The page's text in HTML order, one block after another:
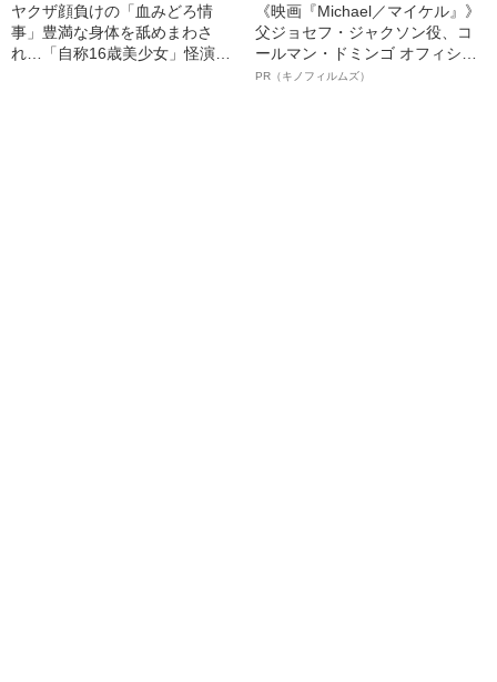
ヤクザ顔負けの「血みどろ情
事」豊満な身体を舐めまわさ
れ…「自称16歳美少女」怪演
《映画『Michael／マイケル』》
父ジョセフ・ジャクソン役、コ
ールマン・ドミンゴ オフィシャ
ルインタビュー“観客を魅了した
PR（キノフィルムズ）